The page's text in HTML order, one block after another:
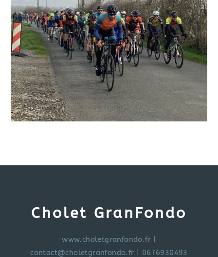
Cholet GranFondo
www.choletgranfondo.fr
contact@choletgranfondo.fr | 0676930493